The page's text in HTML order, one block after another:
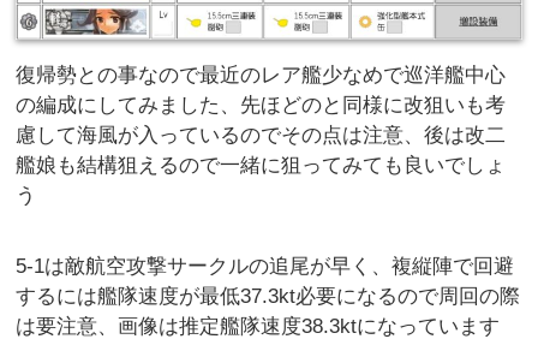
復帰勢との事なので最近のレア艦少なめで巡洋艦中心
の編成にしてみました、先ほどのと同様に改狙いも考
慮して海風が入っているのでその点は注意、後は改二
艦娘も結構狙えるので一緒に狙ってみても良いでしょ
う
5-1は敵航空攻撃サークルの追尾が早く、複縦陣で回避
するには艦隊速度が最低37.3kt必要になるので周回の際
は要注意、画像は推定艦隊速度38.3ktになっています